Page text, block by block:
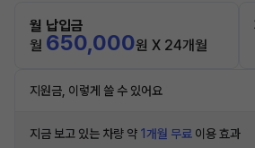
월 납입금
월 650,000원 X 24개월
지원금, 이렇게 쓸 수 있어요
지금 보고 있는 차량 약 1개월 무료 이용 효과